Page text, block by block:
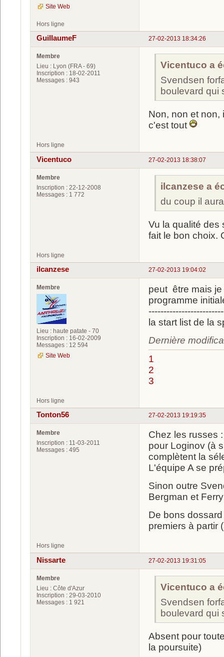
Site Web
Hors ligne
27-02-2013 18:34:26
GuillaumeF
Membre
Lieu : Lyon (FRA - 69)
Inscription : 18-02-2011
Messages : 943
Vicentuco a
Svendsen
boulevard qui
Non, non et non,
c'est tout
Hors ligne
27-02-2013 18:38:07
Vicentuco
Membre
Inscription : 22-12-2008
Messages : 1 772
ilcanzese a
du coup il
Vu la qualité des
fait le bon choix.
Hors ligne
27-02-2013 19:04:02
ilcanzese
Membre
Lieu : haute patate - 70
Inscription : 16-02-2009
Messages : 12 594
Site Web
peut être mais
programme
la start list de la
Dernière
1
2
3
Hors ligne
27-02-2013 19:19:35
Tonton56
Membre
Inscription : 11-03-2011
Messages : 495
Chez les russes
pour Loginov (à
complètent la
L'équipe A se
Sinon outre
Bergman et
De bons
premiers à partir
Hors ligne
27-02-2013 19:31:05
Nissarte
Membre
Lieu : Côte d'Azur
Inscription : 29-03-2010
Messages : 1 921
Vicentuco a
Svendsen
boulevard qui
Absent pour
la poursuite)